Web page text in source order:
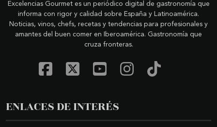
Excelencias Gourmet es un periódico digital de gastronomía que
informa con rigor y calidad sobre España y Latinoamérica.
Noticias, vinos, chefs, recetas y tendencias para profesionales y
amantes del buen comer en Iberoamérica. Gastronomía que
cruza fronteras.
ENLACES DE INTERÉS